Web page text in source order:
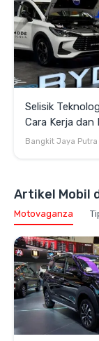
Selisik
Cara Kerja dan
Efisien juga
Bangkit Jaya Putra
Artikel Mobil
Motovaganza